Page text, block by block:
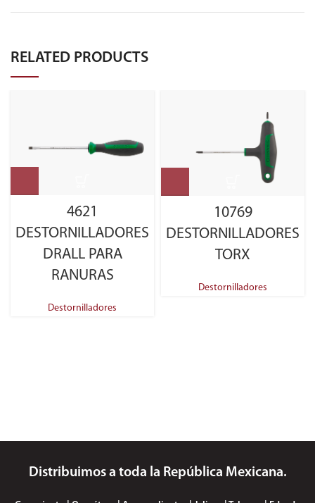
RELATED PRODUCTS
4621
DESTORNILLADORES
DRALL PARA
RANURAS
Destornilladores
10769
DESTORNILLADORES
TORX
Destornilladores
Distribuimos a toda la República Mexicana.